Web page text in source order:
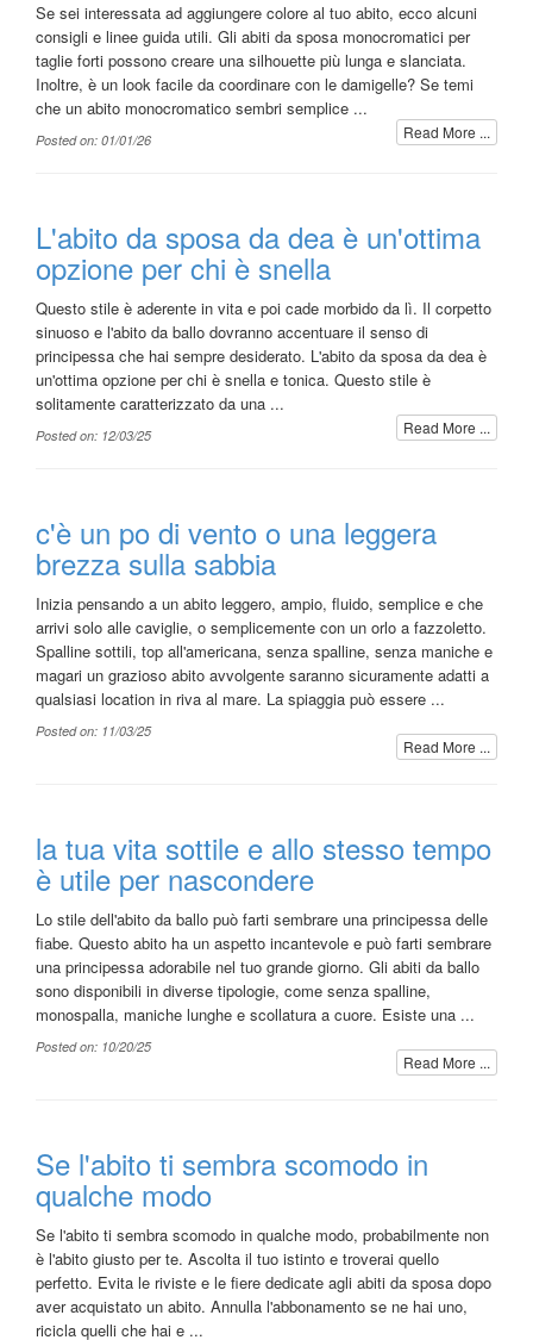
Se sei interessata ad aggiungere colore al tuo abito, ecco alcuni
consigli e linee guida utili. Gli abiti da sposa monocromatici per
taglie forti possono creare una silhouette più lunga e slanciata.
Inoltre, è un look facile da coordinare con le damigelle? Se temi
che un abito monocromatico sembri semplice ...
Read More ...
Posted on: 01/01/26
L'abito da sposa da dea è un'ottima
opzione per chi è snella
Questo stile è aderente in vita e poi cade morbido da lì. Il corpetto
sinuoso e l'abito da ballo dovranno accentuare il senso di
principessa che hai sempre desiderato. L'abito da sposa da dea è
un'ottima opzione per chi è snella e tonica. Questo stile è
solitamente caratterizzato da una ...
Read More ...
Posted on: 12/03/25
c'è un po di vento o una leggera
brezza sulla sabbia
Inizia pensando a un abito leggero, ampio, fluido, semplice e che
arrivi solo alle caviglie, o semplicemente con un orlo a fazzoletto.
Spalline sottili, top all'americana, senza spalline, senza maniche e
magari un grazioso abito avvolgente saranno sicuramente adatti a
qualsiasi location in riva al mare. La spiaggia può essere ...
Read More ...
Posted on: 11/03/25
la tua vita sottile e allo stesso tempo
è utile per nascondere
Lo stile dell'abito da ballo può farti sembrare una principessa delle
fiabe. Questo abito ha un aspetto incantevole e può farti sembrare
una principessa adorabile nel tuo grande giorno. Gli abiti da ballo
sono disponibili in diverse tipologie, come senza spalline,
monospalla, maniche lunghe e scollatura a cuore. Esiste una ...
Read More ...
Posted on: 10/20/25
Se l'abito ti sembra scomodo in
qualche modo
Se l'abito ti sembra scomodo in qualche modo, probabilmente non
è l'abito giusto per te. Ascolta il tuo istinto e troverai quello
perfetto. Evita le riviste e le fiere dedicate agli abiti da sposa dopo
aver acquistato un abito. Annulla l'abbonamento se ne hai uno,
ricicla quelli che hai e ...